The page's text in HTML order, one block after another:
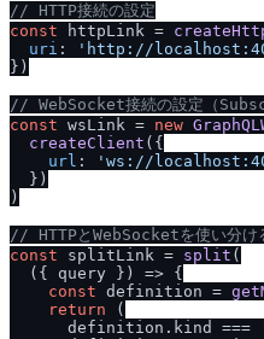
// HTTP接続の設定
const httpLink =
uri : 'http: //
})
// WebSocket接続の設定（
const wsLink = new
createClient ({
url : 'ws: //
  })
)
// HTTPとWebSocketを使い分け
const splitLink = split (
( { query } ) => {
const definition =
return (
      definition.
kind ===